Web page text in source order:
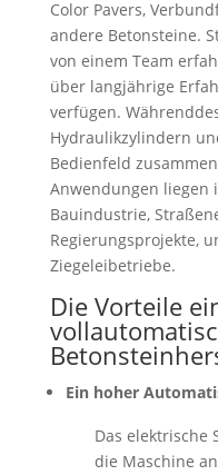
Color Pavers,
andere Betonsteine.
von einem Team
über langjährige
verfügen.
Hydraulikzylindern
Bedienfeld
Anwendungen liegen
Bauindustrie,
Regierungsprojekte,
Ziegeleibetriebe.
Die Vorteile
Ein hoher
Das elektrische
die Maschine